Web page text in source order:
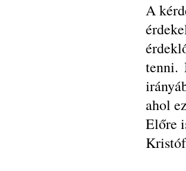
A
tenni.
ahol
Előre
Kristóf